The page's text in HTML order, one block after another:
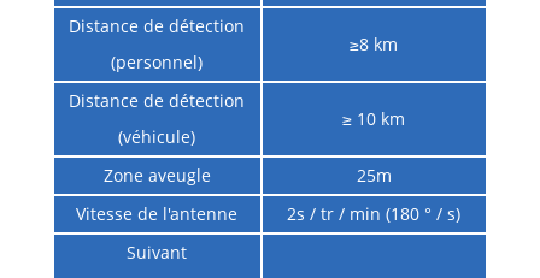
Distance de détection
(personnel)
≥8 km
Distance de détection
(véhicule)
≥ 10 km
Zone aveugle
25m
Vitesse de l'antenne
2s / tr / min (180 ° / s)
Suivant